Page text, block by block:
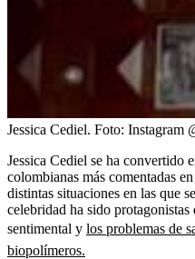
Jessica Cediel. Foto: Instagram
Jessica Cediel se ha convertido
colombianas más comentadas
distintas situaciones en las que
celebridad ha sido
sentimental y los problemas de
biopolímeros.